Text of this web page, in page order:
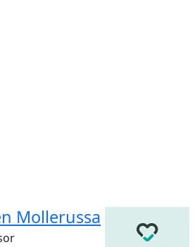
Mollerussa